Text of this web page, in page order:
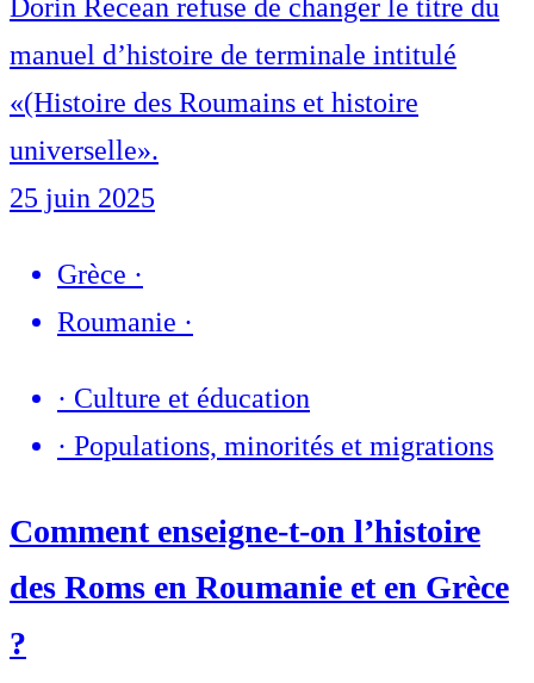
Dorin Recean refuse de changer le titre du
manuel d’histoire de terminale intitulé
«(Histoire des Roumains et histoire
universelle».
25 juin 2025
Grèce ·
Roumanie ·
· Culture et éducation
· Populations, minorités et migrations
Comment enseigne-t-on l’histoire
des Roms en Roumanie et en Grèce
?